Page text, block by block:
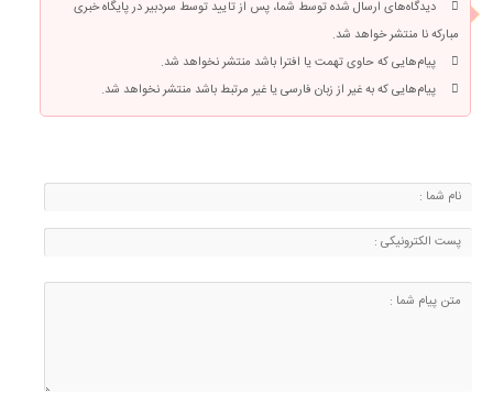
دیدگاه‌های ارسال شده توسط شما، پس از تایید توسط سردبیر در پایگاه خبری
مبارکه نا منتشر خواهد شد.
پیام‌هایی که حاوی تهمت یا افترا باشد منتشر نخواهد شد.
پیام‌هایی که به غیر از زبان فارسی یا غیر مرتبط باشد منتشر نخواهد شد.